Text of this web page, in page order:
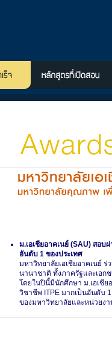
ม.เอเชียอาคเนย์ (SAU) สอ
อันดับ 1 ของประเทศ
มหาวิทยาลัยเอเชียอาคเนย์
นานาชาติ ทั้งภาครัฐและเอก
โดยในปีนี้มีนักศึกษา ม.เอเชีย
วิชาชีพ ITPE มากเป็นอันดับ
ของมหาวิทยาลัยและหน่วยงา